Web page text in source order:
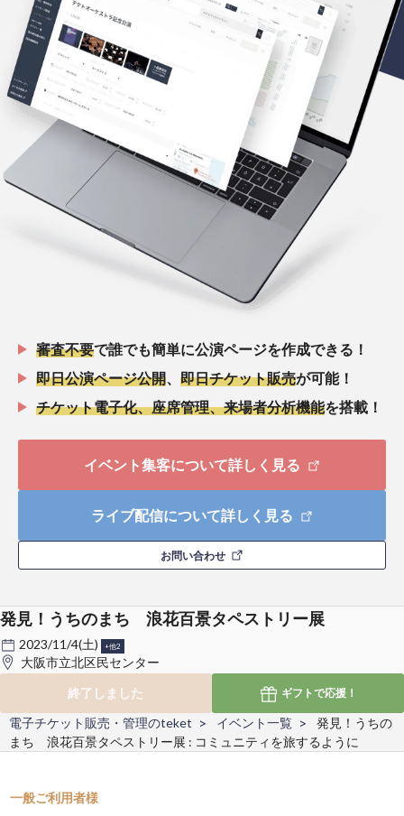
審査不要で誰でも簡単に公演ページを作成できる！
即日公演ページ公開
即日チケット販売が可能！
チケット電子化、座席管理、来場者分析機能を搭載！
イベント集客について詳しく見る
ライブ配信について詳しく見る
お問い合わせ
発見！うちのまち 浪花百景タペストリー展
2023/11/4(土) +他2
大阪市立北区民センター
終了しました
ギフトで応援！
電子チケット販売・管理のteket イベント一覧
発見！うちの
まち 浪花百景タペストリー展 : コミュニティを旅するように
一般ご利用者様